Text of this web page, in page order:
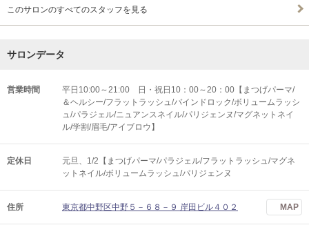
このサロンのすべてのスタッフを見る
サロンデータ
営業時間
平日10:00～21:00 日・祝日10：00～20：00【まつげパーマ/
＆ヘルシー/フラットラッシュ/バインドロック/ボリュームラッシ
ュ/パラジェル/ニュアンスネイル/パリジェンヌ/マグネットネイ
ル/学割/眉毛/アイブロウ】
定休日
元旦、1/2【まつげパーマ/パラジェル/フラットラッシュ/マグネ
ットネイル/ボリュームラッシュ/パリジェンヌ
住所 東京都中野区中野５－６８－９ 岸田ビル４０２ MAP